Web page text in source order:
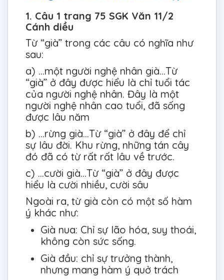
1. Câu 1 trang 75 SGK Văn 11/2
Cánh diều
Từ “già” trong các câu có nghĩa như
sau:
a) ...một người nghệ nhân già...Từ
“già” ở đây được hiểu là chỉ tuổi tác
của người nghệ nhân. Đây là một
người nghệ nhân cao tuổi, đã sống
được lâu năm
b) ...rừng già…Từ “già” ở đây để chỉ
sự lâu đời. Khu rừng, những tán cây
đó đã có từ rất rất lâu về trước.
c) ...cười già…Từ “già” ở đây được
hiểu là cười nhiều, cười sâu
Ngoài ra, từ già còn có một số hàm
ý khác như:
Già nua: Chỉ sự lão hóa, suy thoái,
không còn sức sống.
Già đầu: chỉ sự trưởng thành,
nhưng mang hàm ý quở trách